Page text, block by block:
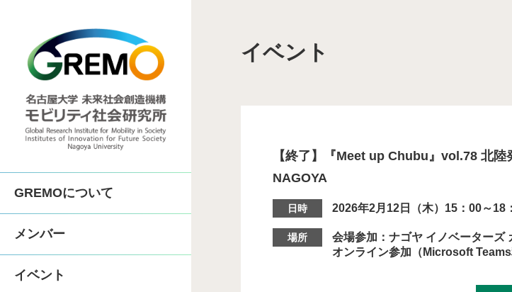
GREMOについて
メンバー
イベント
COI-NEXT「地域を次世代につなぐマイモビリティ共創
COI「人がつながる “移動”イノベーション拠点」【終
人間機械協奏技術コンソーシアム（HMHS）
中部先進モビリティ実装プラットフォーム（CAMIP）
イベント
【終了】『Meet up Chubu』vol.78 北
NAGOYA
日時 2026年2月12日（木）15：00～18
場所
会場参加：ナゴヤ イノベーターズ
オンライン参加（Microsoft Teams